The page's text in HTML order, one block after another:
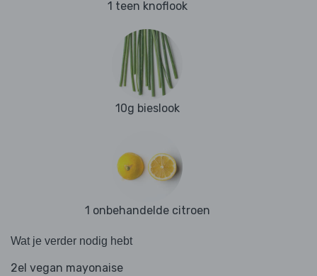
1 teen knoflook
10g bieslook
1 onbehandelde citroen
Wat je verder nodig hebt
2el vegan mayonaise